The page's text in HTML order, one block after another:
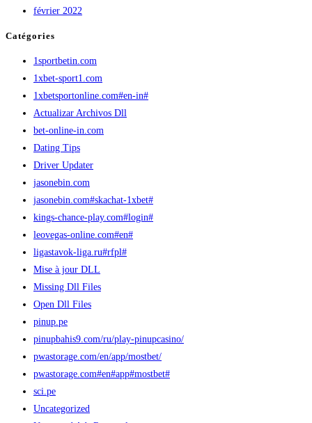
février 2022
Catégories
1sportbetin.com
1xbet-sport1.com
1xbetsportonline.com#en-in#
Actualizar Archivos Dll
bet-online-in.com
Dating Tips
Driver Updater
jasonebin.com
jasonebin.com#skachat-1xbet#
kings-chance-play.com#login#
leovegas-online.com#en#
ligastavok-liga.ru#rfpl#
Mise à jour DLL
Missing Dll Files
Open Dll Files
pinup.pe
pinupbahis9.com/ru/play-pinupcasino/
pwastorage.com/en/app/mostbet/
pwastorage.com#en#app#mostbet#
sci.pe
Uncategorized